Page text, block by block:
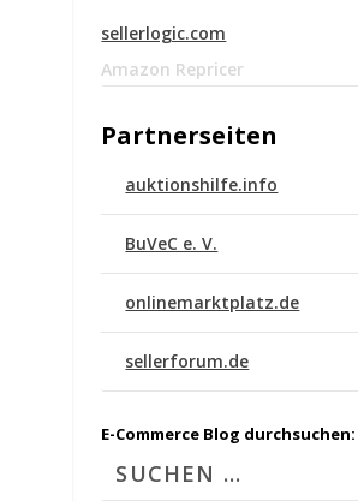
sellerlogic.com
Amazon Repricer
Partnerseiten
auktionshilfe.info
BuVeC e. V.
onlinemarktplatz.de
sellerforum.de
E-Commerce Blog durchsuchen: